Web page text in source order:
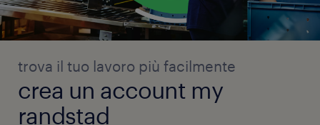
trova il tuo lavoro più facilmente
crea un account my
randstad